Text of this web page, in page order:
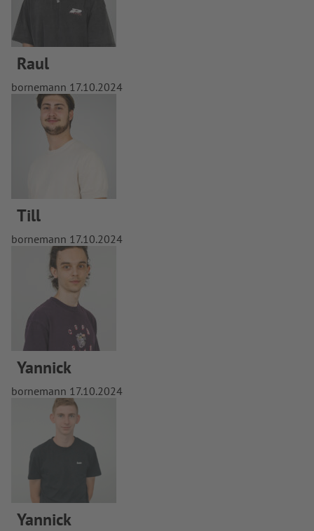
Raul
bornemann 17.10.2024
Till
bornemann 17.10.2024
Yannick
bornemann 17.10.2024
Yannick